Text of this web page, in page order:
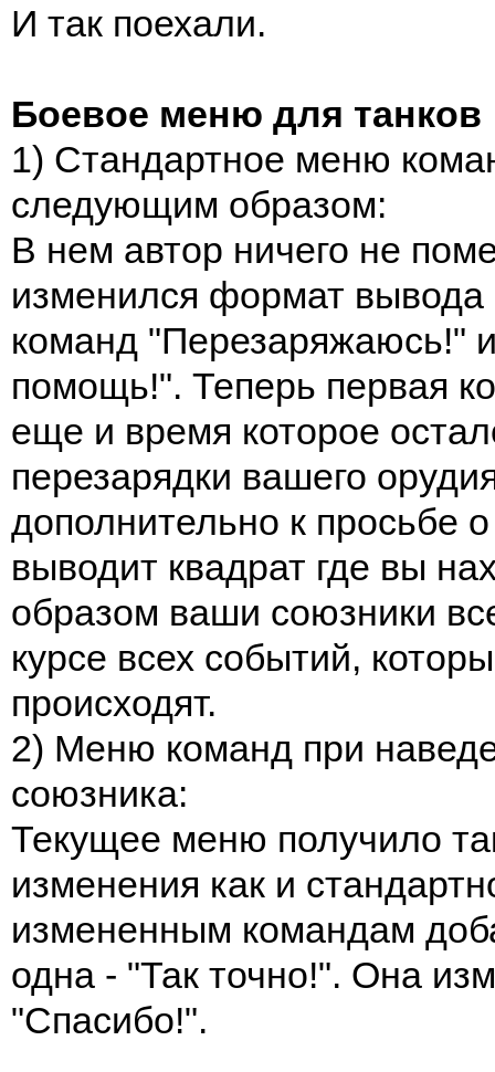
И так поехали.
Боевое меню для танков
1) Стандартное меню
следующим образом:
В нем автор ничего не
изменился формат
команд "Перезаряжаюсь!"
помощь!". Теперь первая
еще и время которое
перезарядки вашего
дополнительно к просьбе
выводит квадрат где вы
образом ваши союзники
курсе всех событий,
происходят.
2) Меню команд при
союзника:
Текущее меню получило
изменения как и
измененным командам
одна - "Так точно!". Она
"Спасибо!".